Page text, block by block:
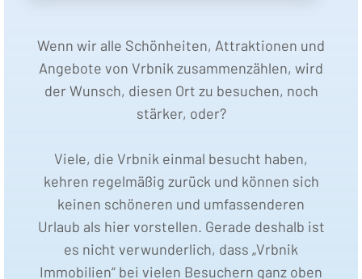
Wenn wir alle Schönheiten, Attraktionen und
Angebote von Vrbnik zusammenzählen, wird
der Wunsch, diesen Ort zu besuchen, noch
stärker, oder?
Viele, die Vrbnik einmal besucht haben,
kehren regelmäßig zurück und können sich
keinen schöneren und umfassenderen
Urlaub als hier vorstellen. Gerade deshalb ist
es nicht verwunderlich, dass „Vrbnik
Immobilien“ bei vielen Besuchern ganz oben